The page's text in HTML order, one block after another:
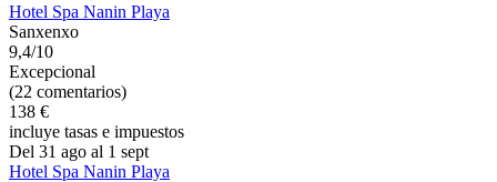
Hotel Spa Nanin Playa
Sanxenxo
9,4/10
Excepcional
(22 comentarios)
138 €
incluye tasas e impuestos
Del 31 ago al 1 sept
Hotel Spa Nanin Playa